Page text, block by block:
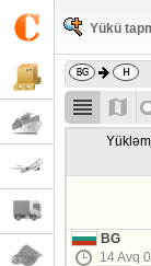
Yükü
BG
14 Avq